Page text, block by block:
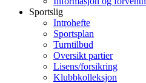
Sportslig
Introhefte
Sportsplan
Turntilbud
Oversikt partier
Lisens/forsikring
Klubbkolleksjon